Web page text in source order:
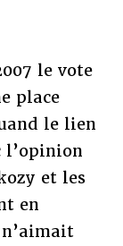
le vote
place
le lien
l’opinion
et les
en